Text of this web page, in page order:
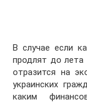
В случае если
продлят до лета
отразится на
украинских
каким